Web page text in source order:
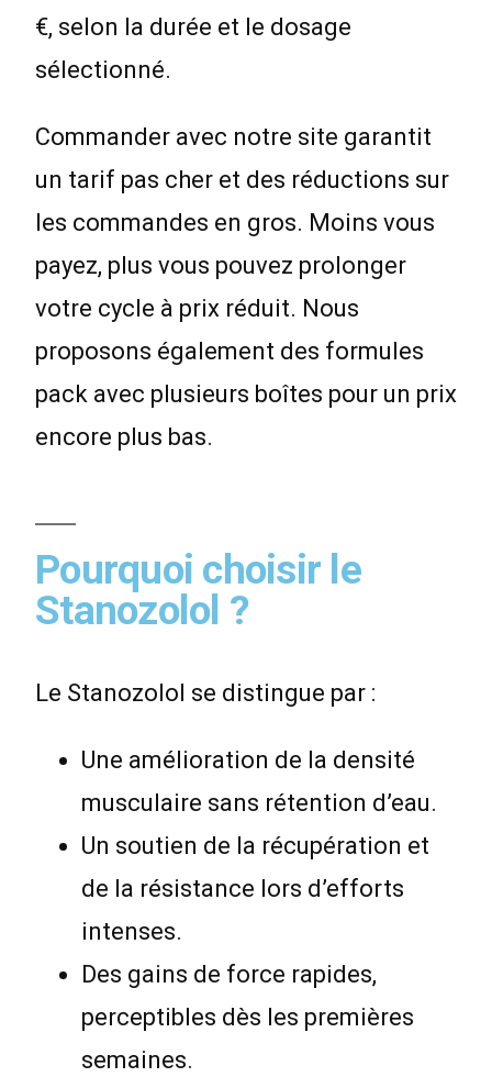
€, selon la durée et le dosage
sélectionné.
Commander avec notre site garantit
un tarif pas cher et des réductions sur
les commandes en gros. Moins vous
payez, plus vous pouvez prolonger
votre cycle à prix réduit. Nous
proposons également des formules
pack avec plusieurs boîtes pour un prix
encore plus bas.
Pourquoi choisir le
Stanozolol ?
Le Stanozolol se distingue par :
Une amélioration de la densité
musculaire sans rétention d’eau.
Un soutien de la récupération et
de la résistance lors d’efforts
intenses.
Des gains de force rapides,
perceptibles dès les premières
semaines.